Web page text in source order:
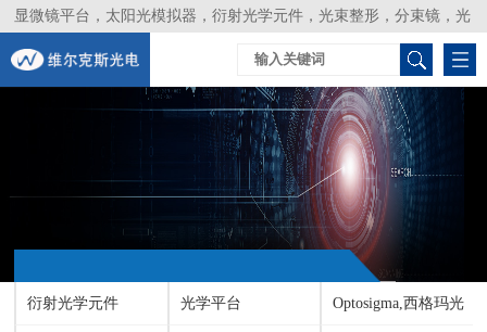
显微镜平台，太阳光模拟器，衍射光学元件，光束整形，分束镜，光
谱仪，生物激光器，光束分析仪，Layertec
衍射光学元件 光学平台 Optosigma,西格玛光